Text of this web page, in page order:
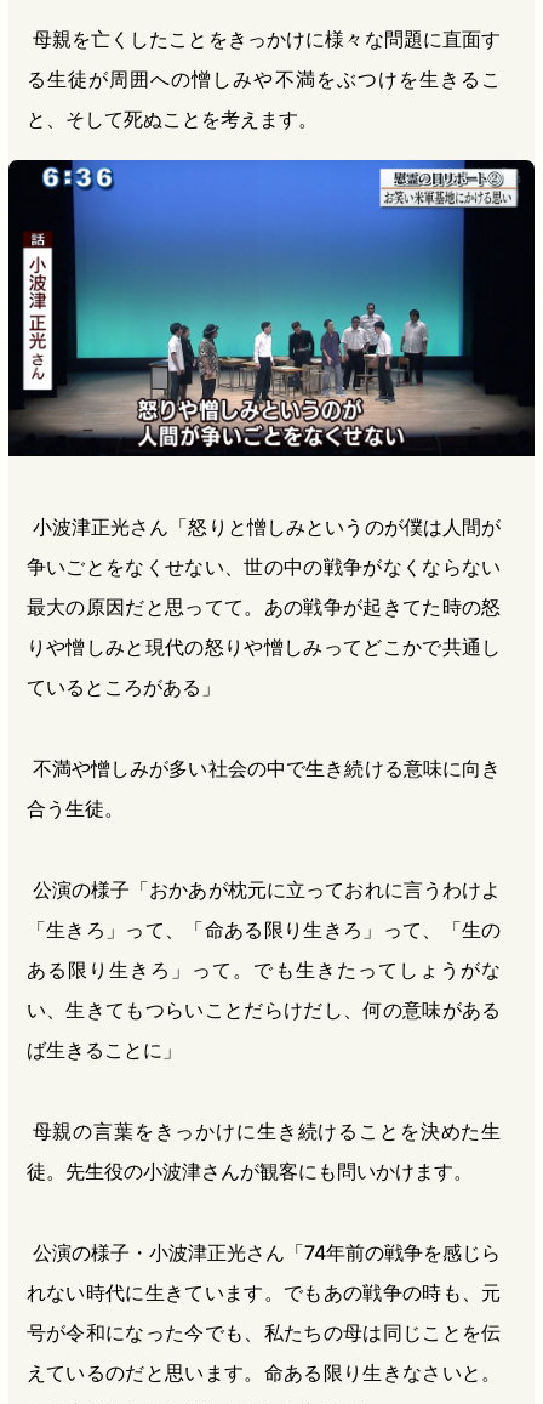
母親を亡くしたことをきっかけに様々な問題に直面す
る生徒が周囲への憎しみや不満をぶつけを生きるこ
と、そして死ぬことを考えます。
小波津正光さん「怒りと憎しみというのが僕は人間が
争いごとをなくせない、世の中の戦争がなくならない
最大の原因だと思ってて。あの戦争が起きてた時の怒
りや憎しみと現代の怒りや憎しみってどこかで共通し
ているところがある」
不満や憎しみが多い社会の中で生き続ける意味に向き
合う生徒。
公演の様子「おかあが枕元に立っておれに言うわけよ
「生きろ」って、「命ある限り生きろ」って、「生の
ある限り生きろ」って。でも生きたってしょうがな
い、生きてもつらいことだらけだし、何の意味がある
ば生きることに」
母親の言葉をきっかけに生き続けることを決めた生
徒。先生役の小波津さんが観客にも問いかけます。
公演の様子・小波津正光さん「74年前の戦争を感じら
れない時代に生きています。でもあの戦争の時も、元
号が令和になった今でも、私たちの母は同じことを伝
えているのだと思います。命ある限り生きなさいと。